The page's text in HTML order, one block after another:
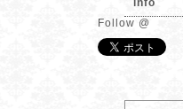
info
Follow @